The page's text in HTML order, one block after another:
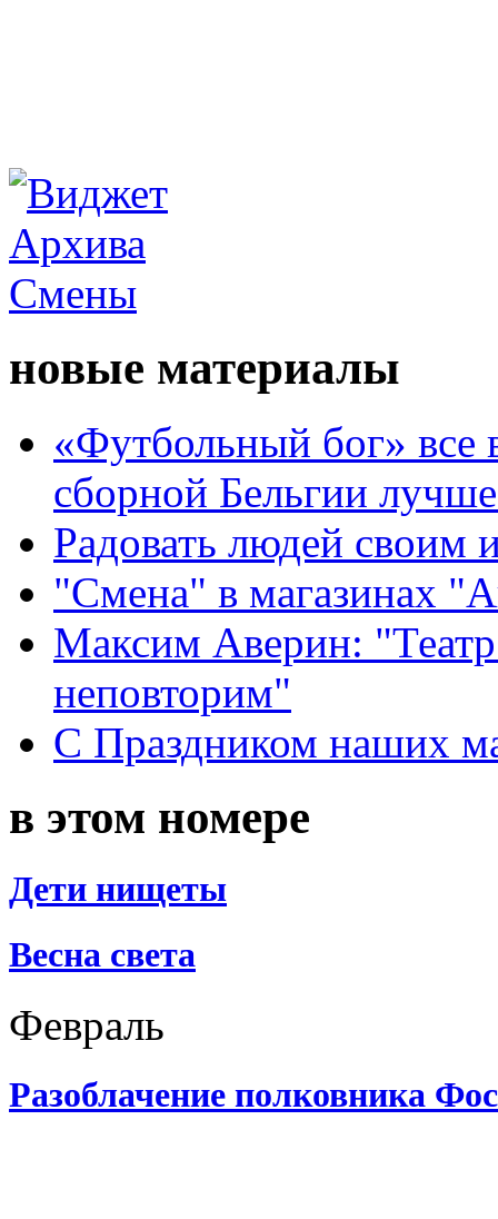
новые материалы
«Футбольный бог» все
сборной Бельгии
Радовать людей своим
"Смена" в магазинах
Максим Аверин:
неповторим"
С Праздником наших
в этом номере
Дети нищеты
Весна света
Февраль
Разоблачение полковника